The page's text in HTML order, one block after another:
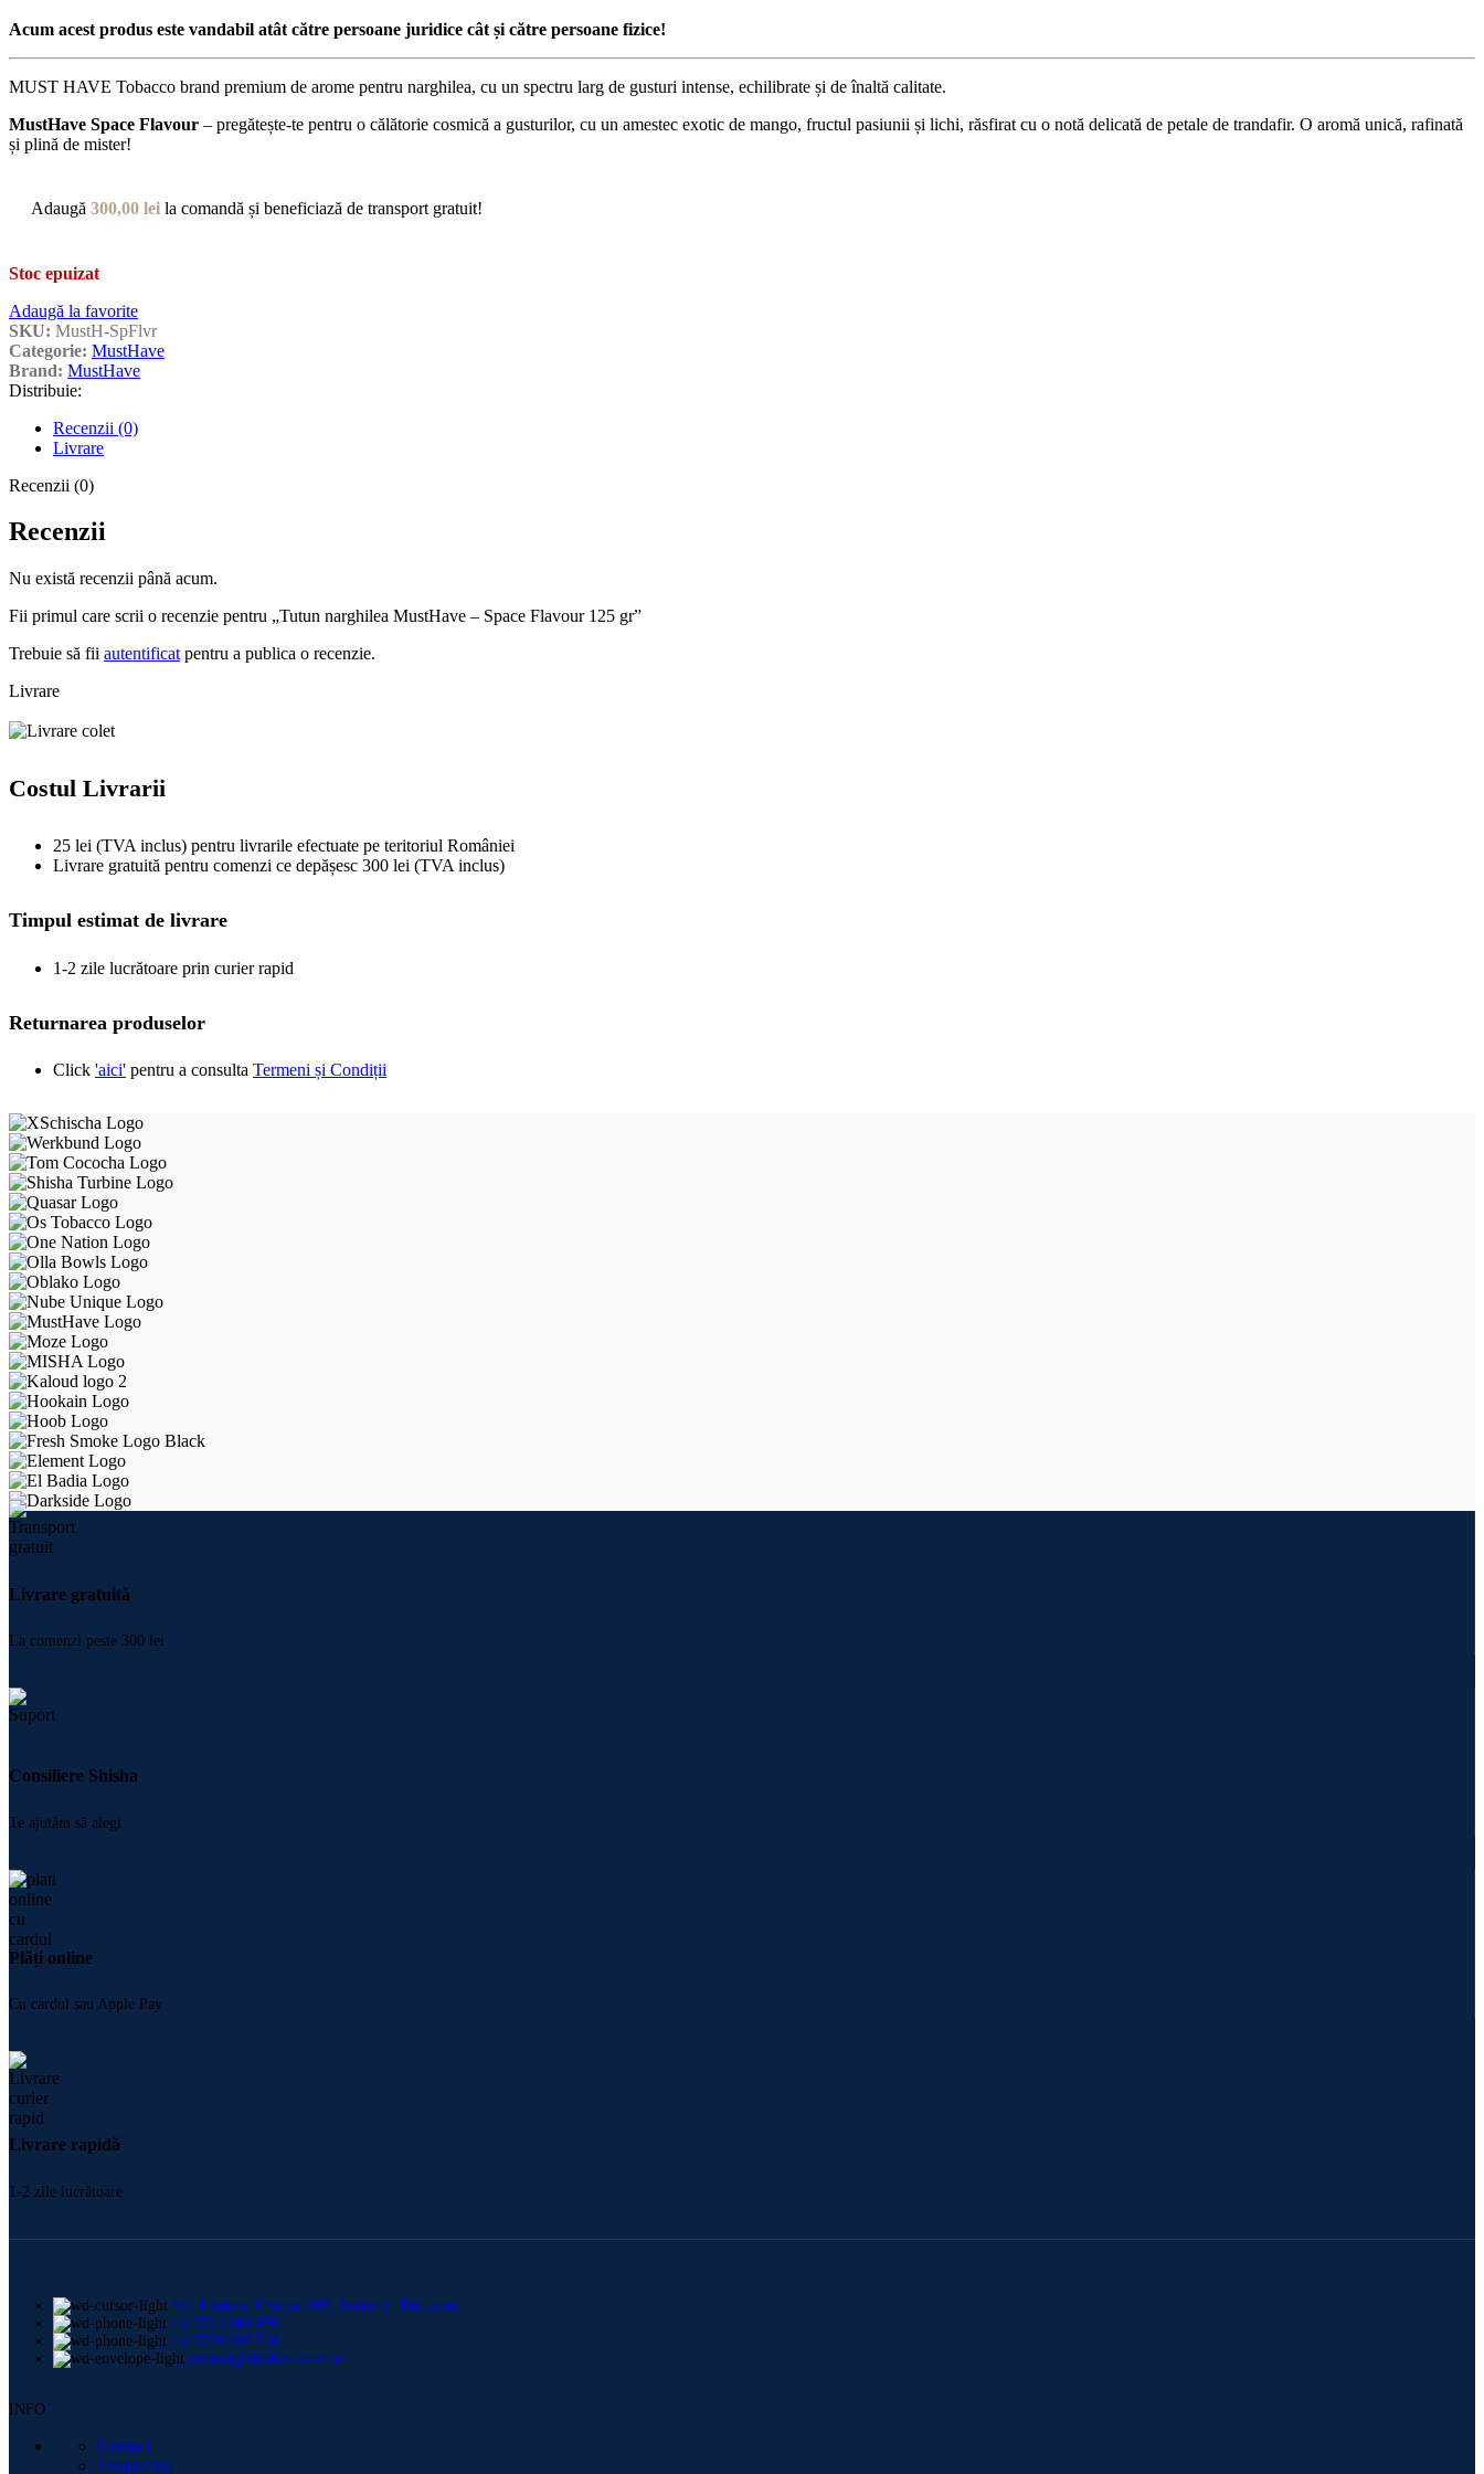
Acum acest produs este vandabil atât către persoane juridice cât și către persoane fizice!
MUST HAVE Tobacco brand premium de arome pentru narghilea, cu un spectru larg de gusturi intense, echilibrate și de înaltă calitate.
MustHave Space Flavour – pregătește-te pentru o călătorie cosmică a gusturilor, cu un amestec exotic de mango, fructul pasiunii și lichi, răsfirat cu o notă delicată de petale de trandafir. O aromă unică, rafinată
și plină de mister!
Adaugă 300,00 lei la comandă și beneficiază de transport gratuit!
Stoc epuizat
Adaugă la favorite
SKU: MustH-SpFlvr
Categorie: MustHave
Brand: MustHave
Distribuie:
Recenzii (0)
Livrare
Recenzii (0)
Recenzii
Nu există recenzii până acum.
Fii primul care scrii o recenzie pentru „Tutun narghilea MustHave – Space Flavour 125 gr”
Trebuie să fii autentificat pentru a publica o recenzie.
Livrare
Costul Livrarii
25 lei (TVA inclus) pentru livrarile efectuate pe teritoriul României
Livrare gratuită pentru comenzi ce depășesc 300 lei (TVA inclus)
Timpul estimat de livrare
1-2 zile lucrătoare prin curier rapid
Returnarea produselor
Click 'aici' pentru a consulta Termeni și Condiții
Livrare gratuită
La comenzi peste 300 lei
Consiliere Shisha
Te ajutăm să alegi
Plăți online
Cu cardul sau Apple Pay
Livrare rapidă
1-2 zile lucrătoare
Str. Frederic Chopin 30B, Sector 2, București
+4 0724 664 885
+4 0729 998 728
contact@shishamaster.ro
INFO
Contact
Despre noi